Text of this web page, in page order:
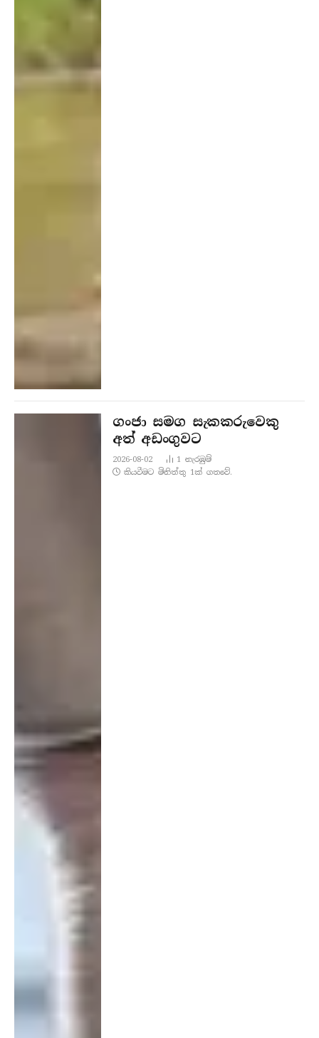
ගංජා සමග සැකකරුවෙකු
අත් අඩංගුවට
2026-08-02 1නැරඹු​ම්
කියවීමට මිනිත්තු 1ක් ගතවේ.